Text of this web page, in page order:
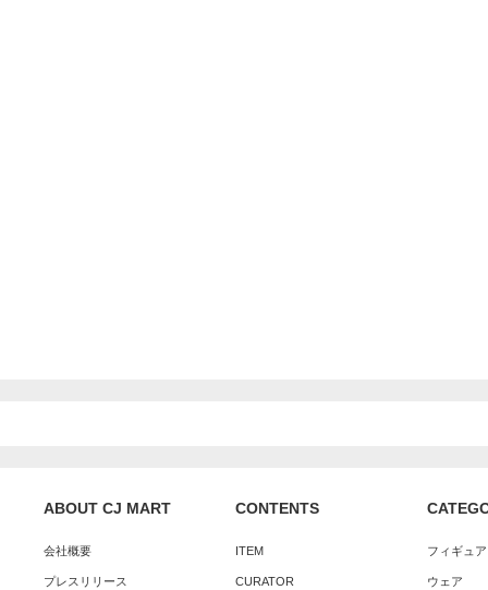
ABOUT CJ MART
会社概要
プレスリリース
CONTENTS
ITEM
CURATOR
フィギュ
ウェア